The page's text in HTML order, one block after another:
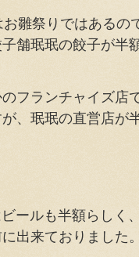
雛祭りではあるの
舗珉珉の餃子が半
フランチャイズ店
、珉珉の直営店が
ールも半額らしく
出来ておりました